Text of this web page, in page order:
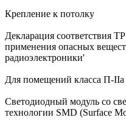
Крепление к потолку
Декларация соответствия
применения опасных
радиоэлектроники'
Для помещений класса П-IIа
Светодиодный модуль со
технологии SMD (Surface